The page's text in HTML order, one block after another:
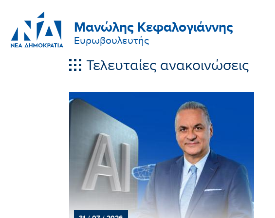
Μανώλης Κεφαλογιάννης
Ευρωβουλευτής
Τελευταίες ανακοινώσεις